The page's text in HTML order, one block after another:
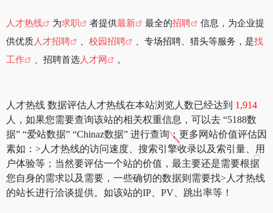
人才热线 为求职 者提供最新 最全的招聘
信息，为企业提
供优质人才招聘 校园招聘 、专场招聘、猎头等服务，是找
工作
、招聘首选人才网 。
人才热线 数据评估人才热线在本站浏览人数已经达到 1,914
人，如果您需要查询该站的相关权重信息，可以去 “5188数
据” “爱站数据” “Chinaz数据” 进行查询；更多网站价值评估因
素如：>人才热线的访问速度、搜索引擎收录以及索引量、用
户体验等；当然要评估一个站的价值，最主要还是需要根据
您自身的需求以及需要，一些确切的数据则需要找>人才热线
的站长进行洽谈提供。如该站的IP、PV、跳出率等！